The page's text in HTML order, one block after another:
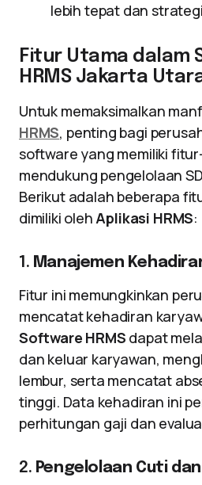
lebih tepat dan
Fitur Utama dalam
HRMS Jakarta
Untuk memaksimalkan
HRMS, penting bagi
software yang memiliki
mendukung pengelolaan
Berikut adalah beberapa
dimiliki olehAplikasi HRMS:
1. Manajemen
Fitur ini memungkinkan
mencatat kehadiran
Software HRMS dapat
dan keluar karyawan,
lembur, serta mencatat
tinggi. Data kehadiran ini
perhitungan gaji dan
2. Pengelolaan Cuti